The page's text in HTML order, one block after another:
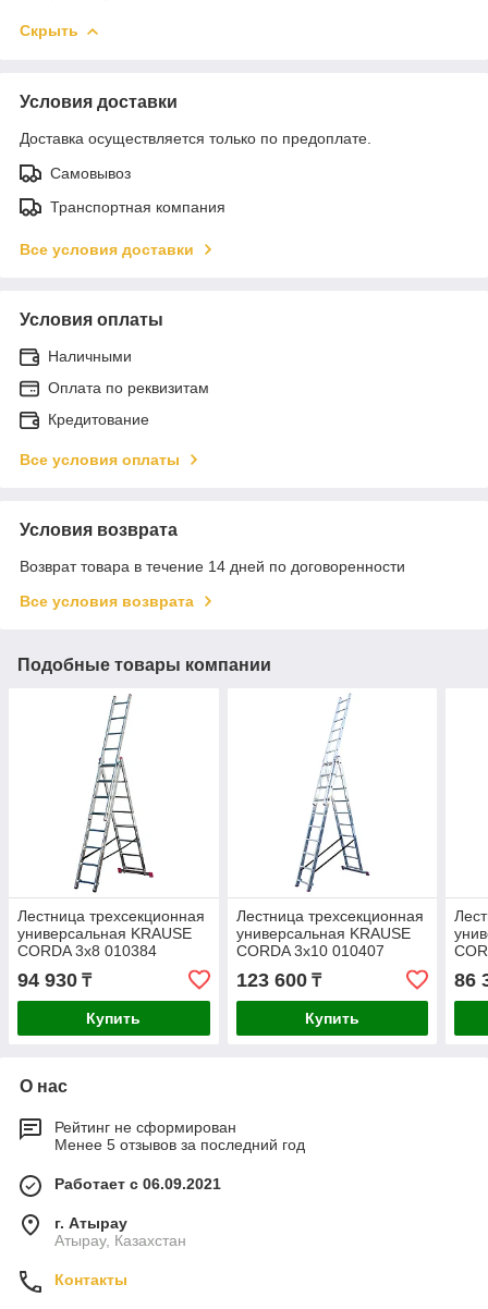
Скрыть
Условия доставки
Доставка осуществляется только по предоплате.
Самовывоз
Транспортная компания
Все условия доставки
Условия оплаты
Наличными
Оплата по реквизитам
Кредитование
Все условия оплаты
Условия возврата
Возврат товара в течение 14 дней по договоренности
Все условия возврата
Подобные товары компании
Лестница трехсекционная
универсальная KRAUSE
CORDA 3x8 010384
94 930 ₸
Купить
Лестница трехсекционная
универсальная KRAUSE
CORDA 3x10 010407
123 600₸
Купить
86
О нас
Рейтинг не сформирован
Менее 5 отзывов за последний год
Работает с 06.09.2021
г. Атырау
Атырау, Казахстан
Контакты